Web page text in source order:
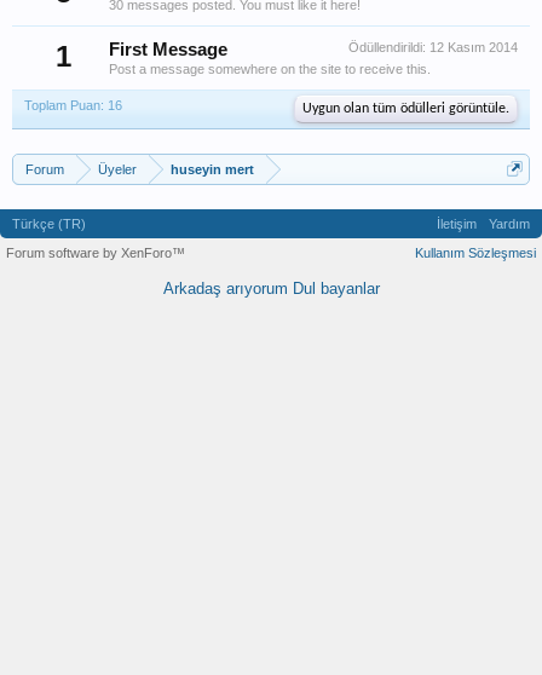
30 messages posted. You must like it here!
1 Ödüllendirildi: 12 Kasım 2014
First Message
Post a message somewhere on the site to receive this.
Toplam Puan: 16 Uygun olan tüm ödülleri görüntüle.
Forum Üyeler huseyin mert
Türkçe (TR) İletişim
Yardım
Kullanım Sözleşmesi
Forum software by XenForo™
Arkadaş arıyorum Dul bayanlar